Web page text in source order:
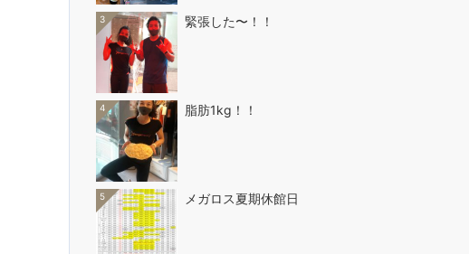
3 緊張した〜！！
4 脂肪1kg！！
5 メガロス夏期休館日